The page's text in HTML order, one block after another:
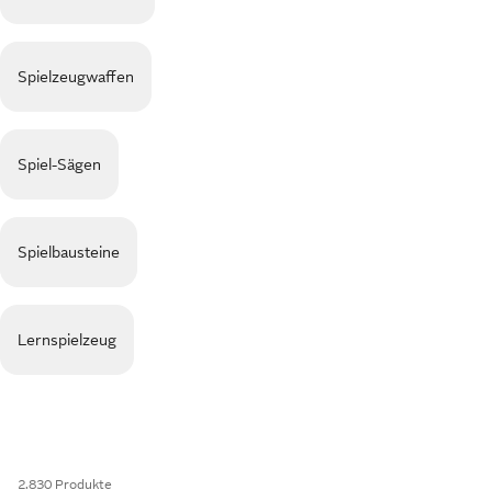
Spielzeugwaffen
Spiel-Sägen
Spielbausteine
Lernspielzeug
2.830 Produkte